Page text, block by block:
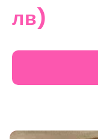
лв)